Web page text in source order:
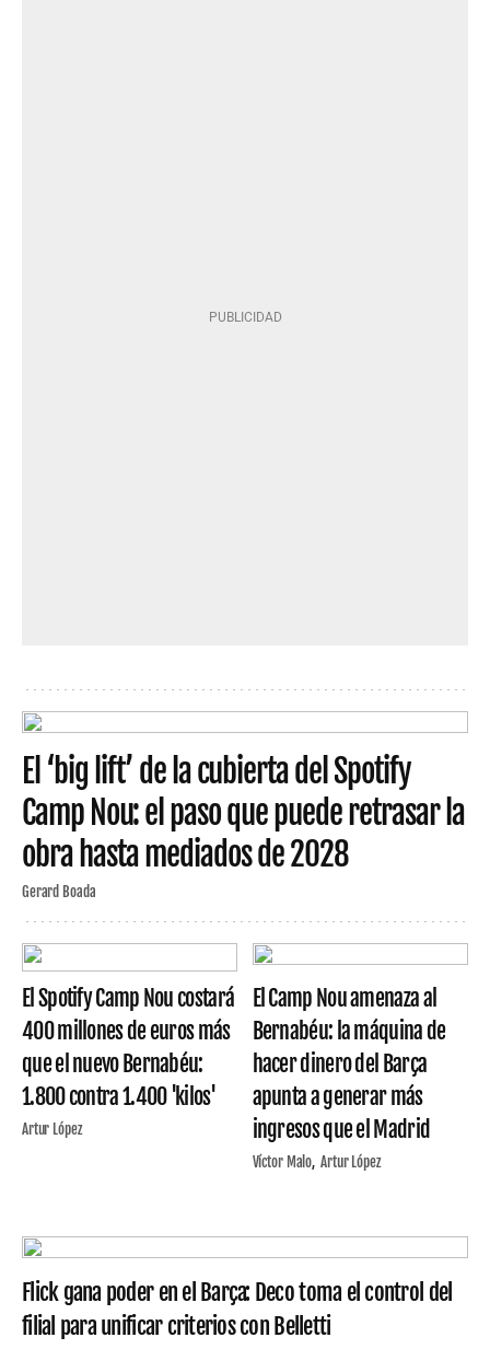
El ‘big lift’ de la cubierta del Spotify
Camp Nou: el paso que puede retrasar la
obra hasta mediados de 2028
Gerard Boada
El Spotify Camp Nou costará
400 millones de euros más
que el nuevo Bernabéu:
1.800 contra 1.400 'kilos'
Artur López
El Camp Nou amenaza al
Bernabéu: la máquina de
hacer dinero del Barça
apunta a generar más
ingresos que el Madrid
Víctor Malo Artur López
Flick gana poder en el Barça: Deco toma el control del
filial para unificar criterios con Belletti